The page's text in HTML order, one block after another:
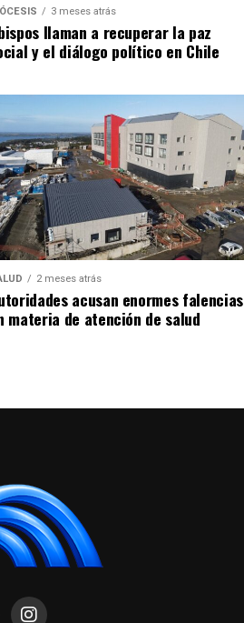
3 meses atrás
llaman a recuperar la paz
y el diálogo político en Chile
2 meses atrás
acusan enormes falencias
materia de atención de salud